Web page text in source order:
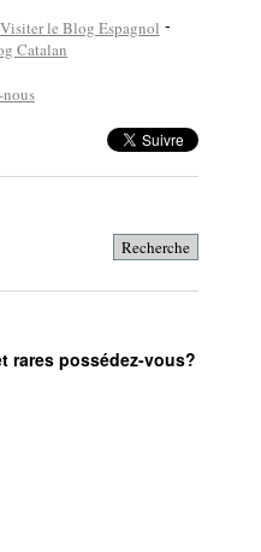
-
rares possédez-vous?